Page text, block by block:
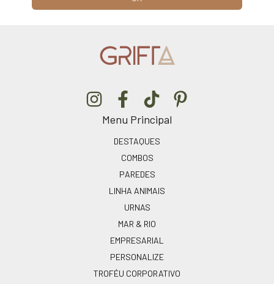
Menu Principal
DESTAQUES
COMBOS
PAREDES
LINHA ANIMAIS
URNAS
MAR & RIO
EMPRESARIAL
PERSONALIZE
TROFÉU CORPORATIVO